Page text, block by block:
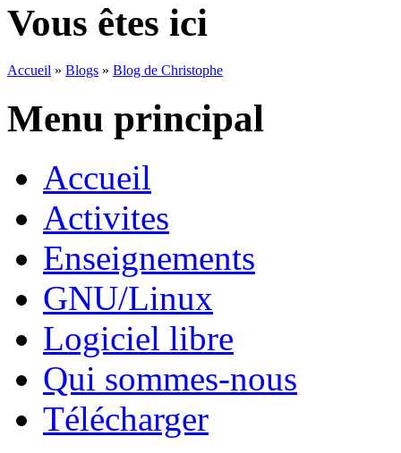
Vous êtes ici
Accueil » Blogs » Blog de Christophe
Menu principal
Accueil
Activites
Enseignements
GNU/Linux
Logiciel libre
Qui sommes-nous
Télécharger